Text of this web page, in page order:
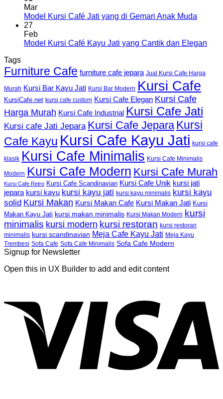
Mar
Model Kursi Café Jati yang di Gemari Anak Muda
27
Feb
Model Kursi Café Kayu Jati yang Cantik dan Elegan
Tags
Furniture Cafe furniture cafe jepara Jual Kursi Cafe Harga
Murah Kursi Bar Kayu Jati Kursi Bar Modern Kursi Cafe
KursiCafe.net kursi cafe custom Kursi Cafe Elegan Kursi Cafe
Harga Murah Kursi Cafe Industrial Kursi Cafe Jati
Kursi cafe Jati Jepara Kursi Cafe Jepara Kursi
Cafe Kayu Kursi Cafe Kayu Jati kursi cafe
klasik Kursi Cafe Minimalis Kursi Cafe Minimalis
Modern Kursi Cafe Modern Kursi Cafe Murah
Kursi Cafe Retro Kursi Cafe Scandinavian Kursi Cafe Unik kursi jati
jepara kursi kayu kursi kayu jati kursi kayu minimalis kursi kayu
solid Kursi Makan Kursi Makan Cafe Kursi Makan Jati Kursi
Makan Kayu Jati kursi makan minimalis Kursi Makan Modern
kursi
minimalis kursi modern kursi restoran kursi restoran
minimalis kursi scandinavian Meja Cafe Kayu Jati Meja Kayu
Trembesi Sofa Cafe Sofa Cafe Minimalis Sofa Cafe Modern
Signup for Newsletter
Open this in UX Builder to add and edit content